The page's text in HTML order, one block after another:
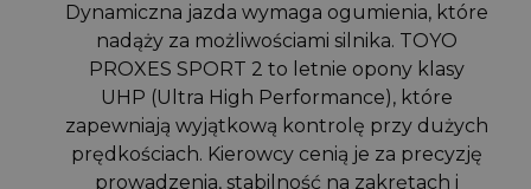
Dynamiczna jazda wymaga ogumienia, które
nadąży za możliwościami silnika. TOYO
PROXES SPORT 2 to letnie opony klasy
UHP (Ultra High Performance), które
zapewniają wyjątkową kontrolę przy dużych
prędkościach. Kierowcy cenią je za precyzję
prowadzenia, stabilność na zakrętach i